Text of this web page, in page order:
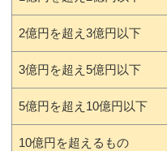
2億円を超え3億円以下
3億円を超え5億円以下
5億円を超え10億円以下
10億円を超えるもの